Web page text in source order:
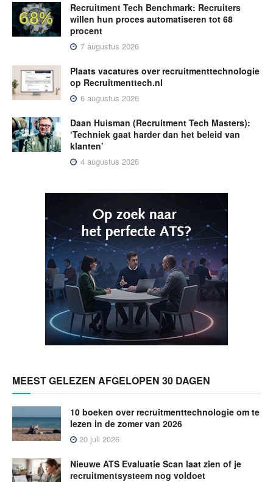
Recruitment Tech Benchmark: Recruiters
willen hun proces automatiseren tot 68
procent
7 augustus 2026
Plaats vacatures over recruitmenttechnologie
op Recruitmenttech.nl
6 augustus 2026
Daan Huisman (Recruitment Tech Masters):
‘Techniek gaat harder dan het beleid van
klanten’
4 augustus 2026
MEEST GELEZEN AFGELOPEN 30 DAGEN
10 boeken over recruitmenttechnologie om te
lezen in de zomer van 2026
20 juli 2026
Nieuwe ATS Evaluatie Scan laat zien of je
recruitmentsysteem nog voldoet